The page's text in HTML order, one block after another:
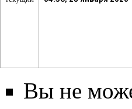
Вы не